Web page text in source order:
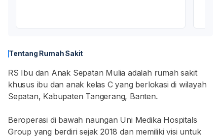
Tentang Rumah Sakit
RS Ibu dan Anak Sepatan Mulia adalah rumah sakit
khusus ibu dan anak kelas C yang berlokasi di wilayah
Sepatan, Kabupaten Tangerang, Banten.
Beroperasi di bawah naungan Uni Medika Hospitals
Group yang berdiri sejak 2018 dan memiliki visi untuk